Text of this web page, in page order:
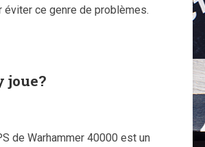
éviter ce genre de problèmes.
joue?
de Warhammer 40000 est un